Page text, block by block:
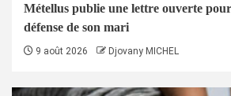
Métellus publie une lettre ouverte
défense de son mari
9 août 2026 Djovany MICHEL